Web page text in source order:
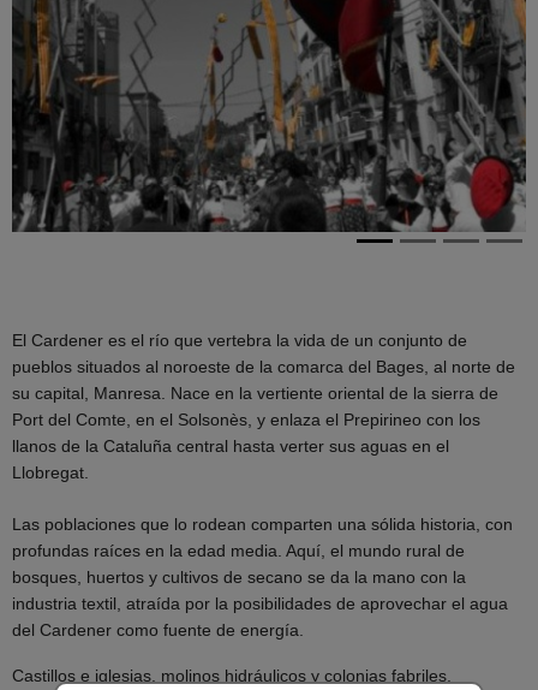
El Cardener es el río que vertebra la vida de un conjunto de
pueblos situados al noroeste de la comarca del Bages, al norte de
su capital, Manresa. Nace en la vertiente oriental de la sierra de
Port del Comte, en el Solsonès, y enlaza el Prepirineo con los
llanos de la Cataluña central hasta verter sus aguas en el
Llobregat.
Las poblaciones que lo rodean comparten una sólida historia, con
profundas raíces en la edad media. Aquí, el mundo rural de
bosques, huertos y cultivos de secano se da la mano con la
industria textil, atraída por la posibilidades de aprovechar el agua
del Cardener como fuente de energía.
Castillos e iglesias, molinos hidráulicos y colonias fabriles,